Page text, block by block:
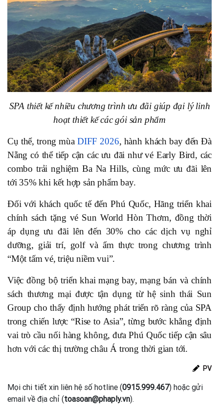
SPA thiết kế nhiều chương trình ưu đãi giúp đại lý linh
hoạt thiết kế các gói sản phẩm
Cụ thể, trong mùa DIFF 2026, hành khách bay đến Đà
Nẵng có thể tiếp cận các ưu đãi như vé Early Bird, các
combo trải nghiệm Ba Na Hills, cùng mức ưu đãi lên
tới 35% khi kết hợp sản phẩm bay.
Đối với khách quốc tế đến Phú Quốc, Hãng triển khai
chính sách tặng vé Sun World Hòn Thơm, đồng thời
áp dụng ưu đãi lên đến 30% cho các dịch vụ nghỉ
dưỡng, giải trí, golf và ẩm thực trong chương trình
“Một tấm vé, triệu niềm vui”.
Việc đồng bộ triển khai mạng bay, mạng bán và chính
sách thương mại được tận dụng từ hệ sinh thái Sun
Group cho thấy định hướng phát triển rõ ràng của SPA
trong chiến lược “Rise to Asia”, từng bước khẳng định
vai trò cầu nối hàng không, đưa Phú Quốc tiếp cận sâu
hơn với các thị trường châu Á trong thời gian tới.
PV
Mọi chi tiết xin liên hệ số hotline (0915.999.467) hoặc gửi
email về địa chỉ (toasoan@phaply.vn).